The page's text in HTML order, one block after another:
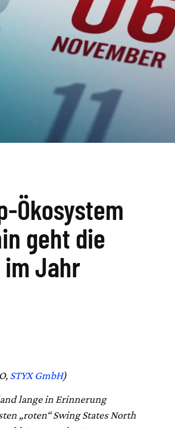
Ökosystem
geht die
im Jahr
STYX GmbH)
lange in Erinnerung
„roten“ Swing States North